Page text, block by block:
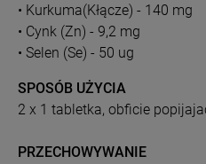
• Kurkuma(Kłącze) - 140 mg
• Cynk (Zn) - 9,2 mg
• Selen (Se) - 50 ug
SPOSÓB UŻYCIA
2 x 1 tabletka, obficie
PRZECHOWYWANIE